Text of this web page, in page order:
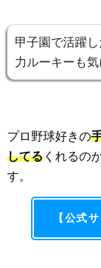
甲子園で活躍し
力ルーキーも
プロ野球好きの
してる くれるのが
す。
【公式